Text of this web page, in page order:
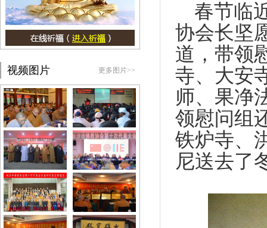
视频图片 更多图片>>
春节临
协会长坚
道，带领
寺、大安
师、果净
领慰问组
铁炉寺、
尼送去了